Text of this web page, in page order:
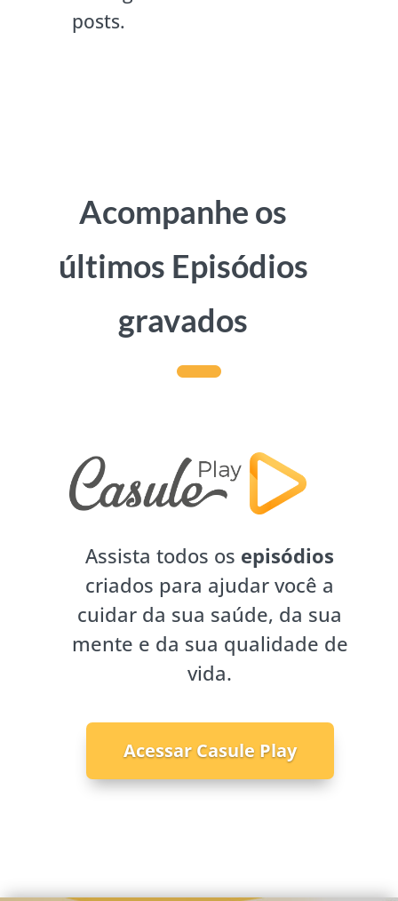
posts.
Acompanhe os
últimos Episódios
gravados
Assista todos os episódios
criados para ajudar você a
cuidar da sua saúde, da sua
mente e da sua qualidade de
vida.
Acessar Casule Play